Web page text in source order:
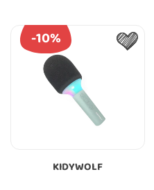
KIDYWOLF
-10%